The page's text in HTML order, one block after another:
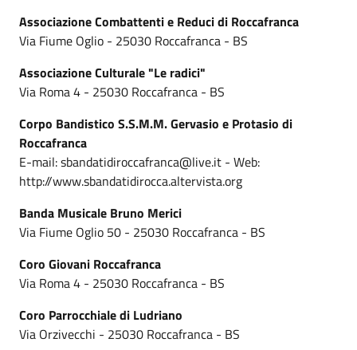
Associazione Combattenti e Reduci di Roccafranca
Via Fiume Oglio - 25030 Roccafranca - BS
Associazione Culturale "Le radici"
Via Roma 4 - 25030 Roccafranca - BS
Corpo Bandistico S.S.M.M. Gervasio e Protasio di
Roccafranca
E-mail: sbandatidiroccafranca@live.it - Web:
http://www.sbandatidirocca.altervista.org
Banda Musicale Bruno Merici
Via Fiume Oglio 50 - 25030 Roccafranca - BS
Coro Giovani Roccafranca
Via Roma 4 - 25030 Roccafranca - BS
Coro Parrocchiale di Ludriano
Via Orzivecchi - 25030 Roccafranca - BS